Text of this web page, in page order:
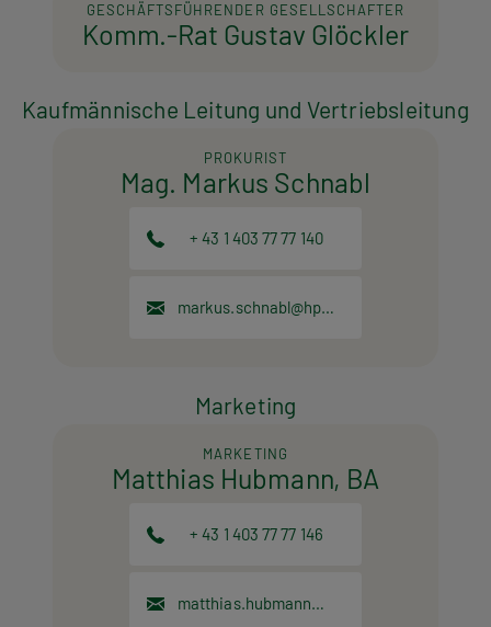
GESCHÄFTSFÜHRENDER GESELLSCHAFTER
Komm.-Rat Gustav Glöckler
Kaufmännische Leitung und Vertriebsleitung
PROKURIST
Mag. Markus Schnabl
+ 43 1 403 77 77 140
markus.schnabl@hpt.at
Marketing
MARKETING
Matthias Hubmann, BA
+ 43 1 403 77 77 146
matthias.hubmann@hpt.at